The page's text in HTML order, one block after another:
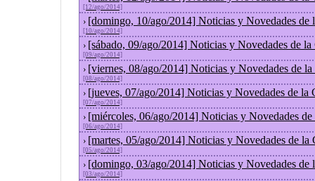
[12/ago/2014]
› [domingo, 10/ago/2014] Noticias y Novedades de
[10/ago/2014]
› [sábado, 09/ago/2014] Noticias y Novedades de
[09/ago/2014]
› [viernes, 08/ago/2014] Noticias y Novedades de
[08/ago/2014]
› [jueves, 07/ago/2014] Noticias y Novedades de la
[07/ago/2014]
› [miércoles, 06/ago/2014] Noticias y Novedades
[06/ago/2014]
› [martes, 05/ago/2014] Noticias y Novedades de la
[05/ago/2014]
› [domingo, 03/ago/2014] Noticias y Novedades de
[03/ago/2014]